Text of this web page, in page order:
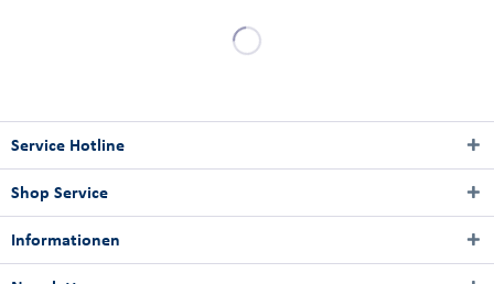
Service Hotline
Shop Service
Informationen